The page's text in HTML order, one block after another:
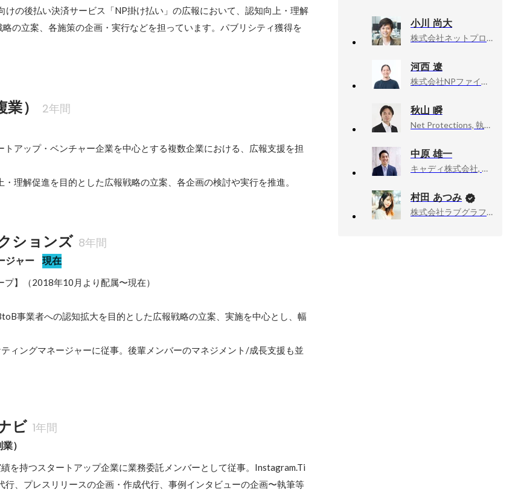
けの後払い決済サービス「NP掛け払い」の広報において、認知向上・理解
の立案、各施策の企画・実行などを担っています。パブリシティ獲得を
） 2年間
トアップ・ベンチャー企業を中心とする複数企業における、広報支援を担
理解促進を目的とした広報戦略の立案、各企画の検討や実行を推進。
ションズ 8年間
ジャー 現在
プ】（2018年10月より配属〜現在）
事業者への認知拡大を目的とした広報戦略の立案、実施を中心とし、幅
ィングマネージャーに従事。後輩メンバーのマネジメント/成長支援も並
ビ 1年間
）
を持つスタートアップ企業に業務委託メンバーとして従事。Instagram.Ti
行、プレスリリースの企画・作成代行、事例インタビューの企画〜執筆等
小川 尚大
株式会社ネットプロテクションズ, マーケティンググループ カタリスト
河西 遼
株式会社NPファイナンス, 代表取締役
秋山 瞬
Net Protections, 執行役員
中原 雄一
キャディ株式会社, CS・オペレーションマネージャー
村田 あつみ
株式会社ラブグラフ, Co-founder & CCO